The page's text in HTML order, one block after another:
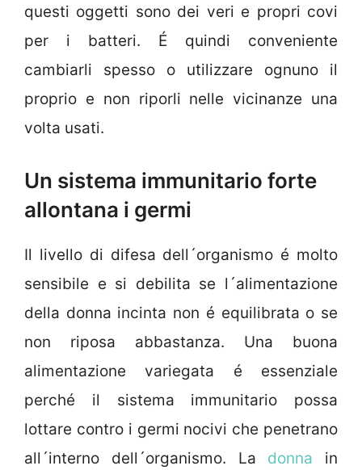
questi oggetti sono dei veri e propri covi
per i batteri. É quindi conveniente
cambiarli spesso o utilizzare ognuno il
proprio e non riporli nelle vicinanze una
volta usati.
Un sistema immunitario forte
allontana i germi
Il livello di difesa dell´organismo é molto
sensibile e si debilita se l´alimentazione
della donna incinta non é equilibrata o se
non riposa abbastanza. Una buona
alimentazione variegata é essenziale
perché il sistema immunitario possa
lottare contro i germi nocivi che penetrano
all´interno dell´organismo. La donna in